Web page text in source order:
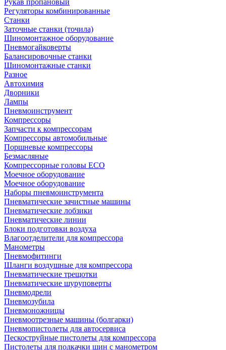
Рукав пропановый
Регуляторы комбинированные
Станки
Заточные станки (точила)
Шиномонтажное оборудование
Пневмогайковерты
Балансировочные станки
Шиномонтажные станки
Разное
Автохимия
Дворники
Лампы
Пневмоинструмент
Компрессоры
Запчасти к компрессорам
Компрессоры автомобильные
Поршневые компрессоры
Безмасляные
Компрессорные головы ECO
Моечное оборудование
Моечное оборудование
Наборы пневмоинструмента
Пневматические зачистные машины
Пневматические лобзики
Пневматические линии
Блоки подготовки воздуха
Влагоотделители для компрессора
Манометры
Пневмофитинги
Шланги воздушные для компрессора
Пневматические трещотки
Пневматические шуруповерты
Пневмодрели
Пневмозубила
Пневмоножницы
Пневмоотрезные машины (болгарки)
Пневмопистолеты для автосервиса
Пескоструйные пистолеты для компрессора
Пистолеты для подкачки шин с манометром